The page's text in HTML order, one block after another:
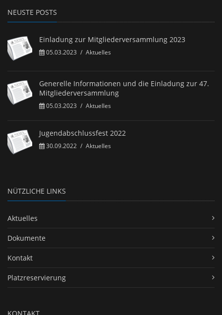
NEUSTE POSTS
Einladung zur Mitgliederversammlung 2023
05.03.2023 / Aktuelles
Generelle Informationen und die Einladung zur 47.
Mitgliederversammlung
05.03.2023 / Aktuelles
Jugendabschlussfest 2022
30.09.2022 / Aktuelles
NÜTZLICHE LINKS
Aktuelles
Dokumente
Kontakt
Platzreservierung